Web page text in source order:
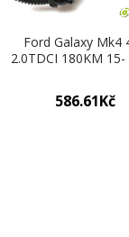
Ford Galaxy Mk4
2.0TDCI 180KM 15-
586.61Kč